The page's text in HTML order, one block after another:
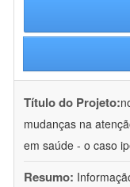
Título do Projeto:
mudanças na
em saúde - o caso
Resumo: